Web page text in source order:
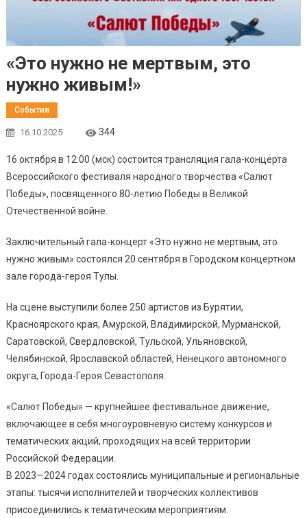
«Это нужно не мертвым, это
нужно живым!»
События
16.10.2025 344
16 октября в 12:00 (мск) состоится трансляция гала-концерта
Всероссийского фестиваля народного творчества «Салют
Победы», посвященного 80-летию Победы в Великой
Отечественной войне.
Заключительный гала-концерт «Это нужно не мертвым, это
нужно живым» состоялся 20 сентября в Городском концертном
зале города-героя Тулы.
На сцене выступили более 250 артистов из Бурятии,
Красноярского края, Амурской, Владимирской, Мурманской,
Саратовской, Свердловской, Тульской, Ульяновской,
Челябинской, Ярославской областей, Ненецкого автономного
округа, Города-Героя Севастополя.
«Салют Победы» — крупнейшее фестивальное движение,
включающее в себя многоуровневую систему конкурсов и
тематических акций, проходящих на всей территории
Российской Федерации.
В 2023—2024 годах состоялись муниципальные и региональные
этапы: тысячи исполнителей и творческих коллективов
присоединились к тематическим мероприятиям.